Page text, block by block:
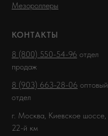
Мезороллеры
КОНТАКТЫ
8 (800) 550-54-96 отдел
продаж
8 (903) 663-28-06 оптовый
отдел
г. Москва, Киевское шоссе,
22-й км